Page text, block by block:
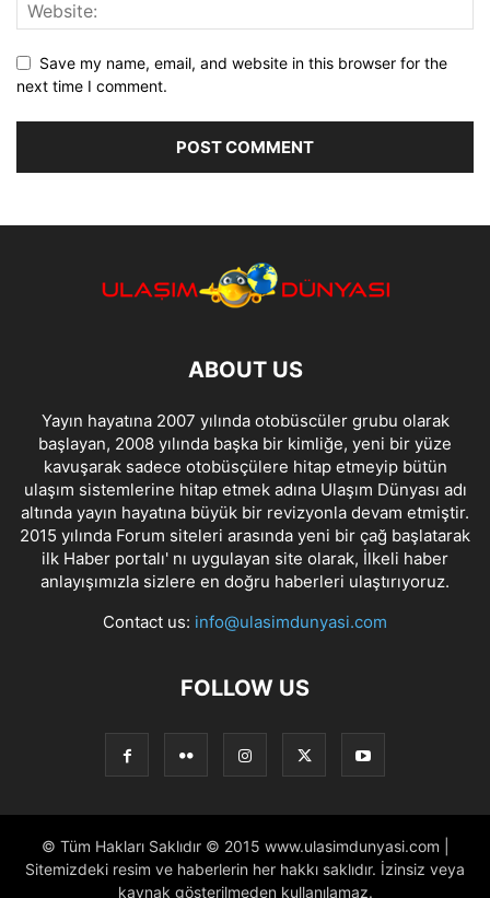
Save my name, email, and website in this browser for the
next time I comment.
ABOUT US
Yayın hayatına 2007 yılında otobüscüler grubu olarak
başlayan, 2008 yılında başka bir kimliğe, yeni bir yüze
kavuşarak sadece otobüsçülere hitap etmeyip bütün
ulaşım sistemlerine hitap etmek adına Ulaşım Dünyası adı
altında yayın hayatına büyük bir revizyonla devam etmiştir.
2015 yılında Forum siteleri arasında yeni bir çağ başlatarak
ilk Haber portalı' nı uygulayan site olarak, İlkeli haber
anlayışımızla sizlere en doğru haberleri ulaştırıyoruz.
Contact us: info@ulasimdunyasi.com
FOLLOW US
© Tüm Hakları Saklıdır © 2015 www.ulasimdunyasi.com |
Sitemizdeki resim ve haberlerin her hakkı saklıdır. İzinsiz veya
kaynak gösterilmeden kullanılamaz.